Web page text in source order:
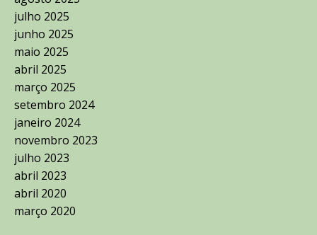
julho 2025
junho 2025
maio 2025
abril 2025
março 2025
setembro 2024
janeiro 2024
novembro 2023
julho 2023
abril 2023
abril 2020
março 2020